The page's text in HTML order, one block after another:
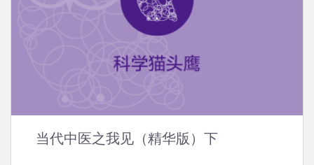
当代中医之我见（精华版）下